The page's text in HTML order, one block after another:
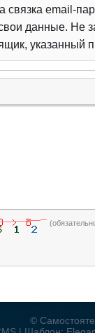
email-
данные. Не
указанный
©